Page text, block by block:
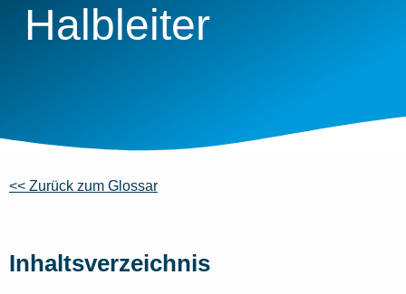
Halbleiter
<< Zurück zum Glossar
Inhaltsverzeichnis